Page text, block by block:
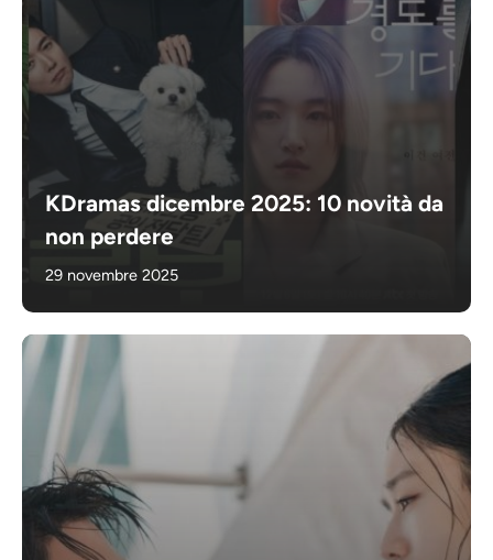
KDramas dicembre 2025: 10 novità da
non perdere
29 novembre 2025